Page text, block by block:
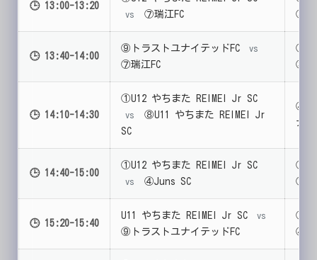
🕒 13:00-13:20
vs ⑦瑞江FC
🕒 13:40-14:00
⑨トラストユナイテッドFC vs
⑦瑞江FC
②ア
③行
🕒 14:10-14:30
①U12 やちまた REIMEI Jr SC
vs
⑧U11 やちまた REIMEI Jr
SC
ナイ
🕒 14:40-15:00
①U12 やちまた REIMEI Jr SC
vs ④Juns SC
②ア
⑦瑞
🕒 15:20-15:40
U11 やちまた REIMEI Jr SC vs
⑨トラストユナイテッドFC
②ア